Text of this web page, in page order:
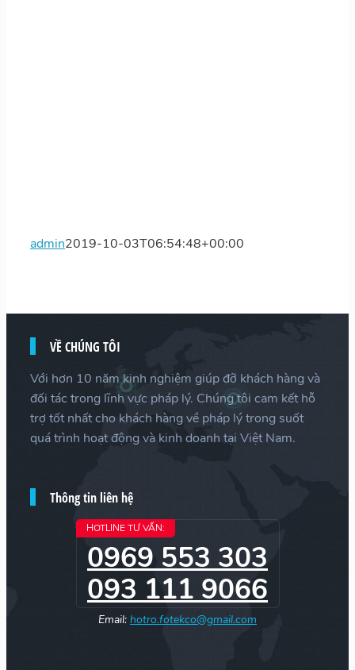
admin2019-10-03T06:54:48+00:00
VỀ CHÚNG TÔI
Với hơn 10 năm kinh nghiệm giúp đỡ khách hàng và
đối tác trong lĩnh vực pháp lý. Chúng tôi cam kết hỗ
trợ tốt nhất cho khách hàng về pháp lý trong suốt
quá trình hoạt động và kinh doanh tại Việt Nam.
Thông tin liên hệ
HOTLINE TƯ VẤN:
0969 553 303
093 111 9066
Email: hotro.fotekco@gmail.com